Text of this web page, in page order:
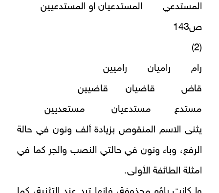
المستدعي المستدعيان او المستدعيين
ص143
(2)
رام راميان راميين
قاض قاضيان قاضيين
مستدع مستدعيان مستعديين
يثنى الاسم المنقوص بزيادة ألف ونون في حالة
الرفع، وباء ونون في حالتي النصب والجر كما في
امثلة الطائفة الأولى.